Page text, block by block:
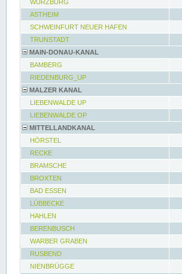
WÜRZBURG
ASTHEIM
SCHWEINFURT NEUER HAFEN
TRUNSTADT
MAIN-DONAU-KANAL
BAMBERG
RIEDENBURG_UP
MALZER KANAL
LIEBENWALDE UP
LIEBENWALDE OP
MITTELLANDKANAL
HÖRSTEL
RECKE
BRAMSCHE
BROXTEN
BAD ESSEN
LÜBBECKE
HAHLEN
BERENBUSCH
WARBER GRABEN
RUSBEND
NIENBRÜGGE